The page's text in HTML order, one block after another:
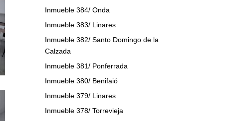
Inmueble 384/ Onda
Inmueble 383/ Linares
Inmueble 382/ Santo Domingo de la
Calzada
Inmueble 381/ Ponferrada
Inmueble 380/ Benifaió
Inmueble 379/ Linares
Inmueble 378/ Torrevieja